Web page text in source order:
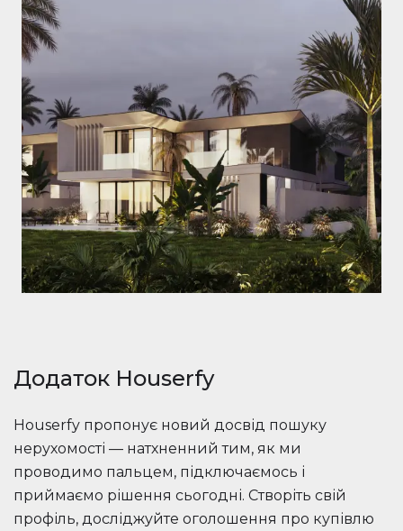
Додаток Houserfy
Houserfy пропонує новий досвід пошуку
нерухомості — натхненний тим, як ми
проводимо пальцем, підключаємось і
приймаємо рішення сьогодні. Створіть свій
профіль, досліджуйте оголошення про купівлю